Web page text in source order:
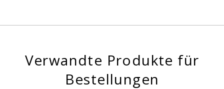
Verwandte Produkte für
Bestellungen